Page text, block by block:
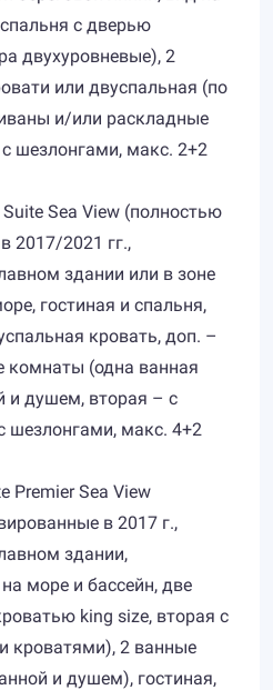
с дверью
двухуровневые), 2
или двуспальная (по
и/или раскладные
с шезлонгами, макс. 2+2
Sea View (полностью
2017/2021 гг.,
здании или в зоне
гостиная и спальня,
кровать, доп. –
комнаты (одна ванная
и душем, вторая – с
шезлонгами, макс. 4+2
Premier Sea View
в 2017 г.,
здании,
море и бассейн, две
king size, вторая с
кроватями), 2 ванные
и душем), гостиная,